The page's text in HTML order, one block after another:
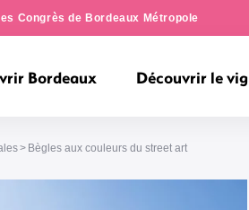
Congrès de Bordeaux Métropole
Bordeaux Découvrir le
Bègles aux couleurs du street art